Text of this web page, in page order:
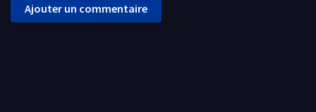
Ajouter un commentaire